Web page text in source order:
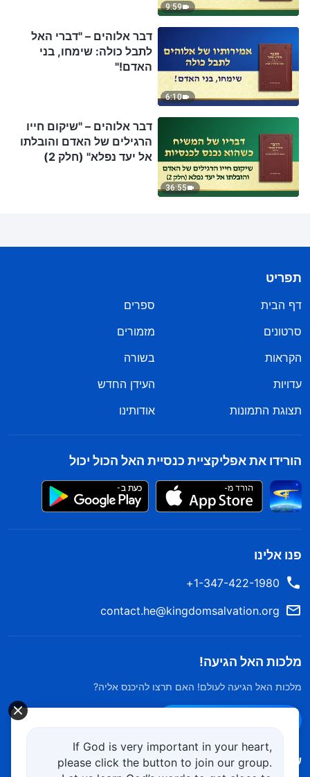
9:59
6:10
דבר אלוהים – "דברי האל
לתבל כולה: שימחו, בני
האדם!"
36:55
דבר אלוהים – "שיקום חייו
הרגילים של האדם והובלתו
אל יעד נפלא" (חלק 2)
תפריט
דף הבית
ספרים
סרטונים
מזמורים
הקראות
בשורה
עדויות
העידן החדש
תצוגת התמונות
אודותינו
הורידו את אפליקציית כנסיית האל הכול יכול
פנו אלינו
1-347-422-1980+
contact.he@kingdomsalvation.org
מלכות האל הגיעה!
מלכות האל הגיעה לעולם! האם תרצו להיכנס אליה?
עקוב אחרינו
If God is very important in your heart,
please click the button to join our group.